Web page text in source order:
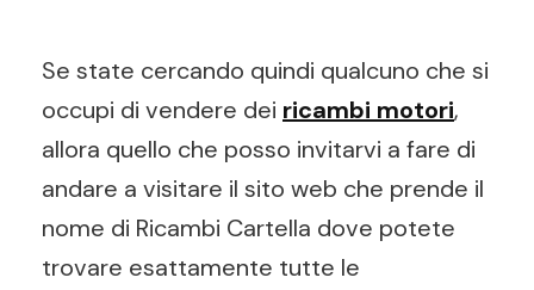
Se state cercando quindi qualcuno che si
occupi di vendere dei ricambi motori,
allora quello che posso invitarvi a fare di
andare a visitare il sito web che prende il
nome di Ricambi Cartella dove potete
trovare esattamente tutte le